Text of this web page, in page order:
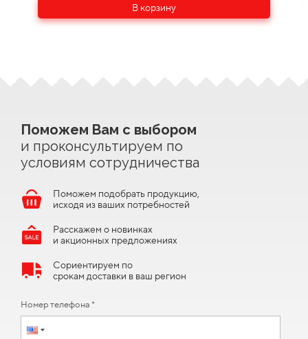
В корзину
Поможем Вам с выбором
и проконсультируем по
условиям сотрудничества
Поможем подобрать продукцию,
исходя из ваших потребностей
Расскажем о новинках
и акционных предложениях
Сориентируем по
срокам доставки в ваш регион
Номер телефона *